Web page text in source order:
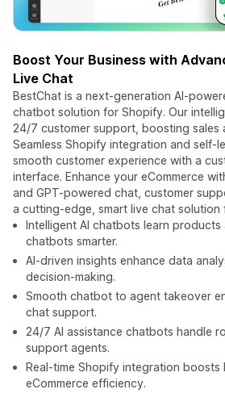
Boost Your Business with
Live Chat
BestChat is a next-generation AI-
chatbot solution for Shopify. Our
24/7 customer support, boosting sales
Seamless Shopify integration and self-
smooth customer experience with a
interface. Enhance your eCommerce
and GPT-powered chat, customer
a cutting-edge, smart live chat solution
Intelligent AI chatbots learn
chatbots smarter.
AI-driven insights enhance data
decision-making.
Smooth chatbot to agent takeover
chat support.
24/7 AI assistance chatbots handle
support agents.
Real-time Shopify integration boosts
eCommerce efficiency.